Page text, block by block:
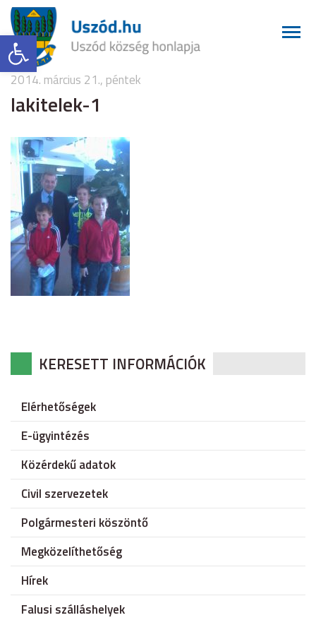
Eszköztár megnyitása
2014. március 21., péntek
lakitelek-1
KERESETT INFORMÁCIÓK
Elérhetőségek
E-ügyintézés
Közérdekű adatok
Civil szervezetek
Polgármesteri köszöntő
Megközelíthetőség
Hírek
Falusi szálláshelyek